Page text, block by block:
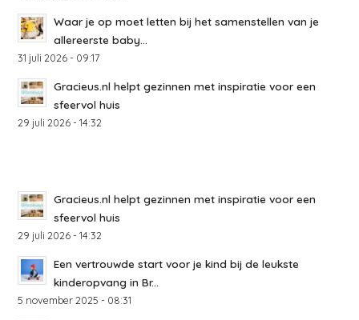
Waar je op moet letten bij het samenstellen van je
allereerste baby...
31 juli 2026 - 09:17
Gracieus.nl helpt gezinnen met inspiratie voor een
sfeervol huis
29 juli 2026 - 14:32
Gracieus.nl helpt gezinnen met inspiratie voor een
sfeervol huis
29 juli 2026 - 14:32
Een vertrouwde start voor je kind bij de leukste
kinderopvang in Br...
5 november 2025 - 08:31